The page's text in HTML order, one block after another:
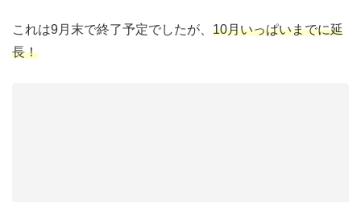
これは9月末で終了予定でしたが、 10月いっぱいまでに延
長！